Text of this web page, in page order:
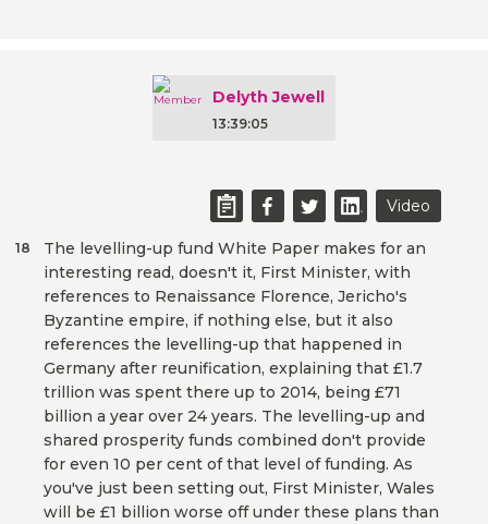
Delyth Jewell
13:39:05
Video
The levelling-up fund White Paper makes for an
interesting read, doesn't it, First Minister, with
references to Renaissance Florence, Jericho's
Byzantine empire, if nothing else, but it also
references the levelling-up that happened in
Germany after reunification, explaining that £1.7
trillion was spent there up to 2014, being £71
billion a year over 24 years. The levelling-up and
shared prosperity funds combined don't provide
for even 10 per cent of that level of funding. As
you've just been setting out, First Minister, Wales
will be £1 billion worse off under these plans than
18